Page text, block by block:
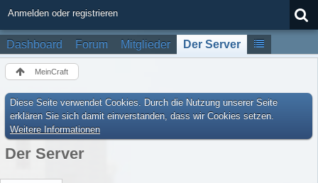
Anmelden oder registrieren
Dashboard Forum Mitglieder Der Server
MeinCraft
Diese Seite verwendet Cookies. Durch die Nutzung unserer Seite
erklären Sie sich damit einverstanden, dass wir Cookies setzen.
Weitere Informationen
Der Server